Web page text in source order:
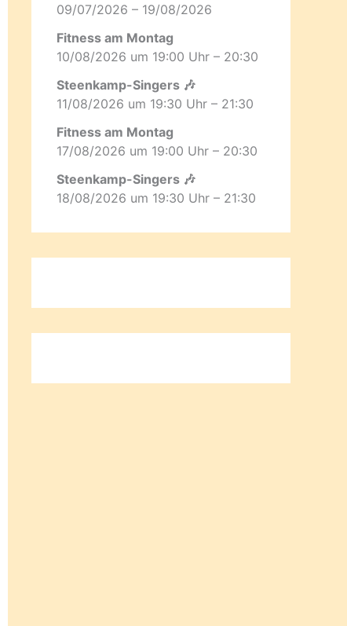
09/07/2026 – 19/08/2026
Fitness am Montag
10/08/2026 um 19:00 Uhr – 20:30
Steenkamp-Singers 🎶
11/08/2026 um 19:30 Uhr – 21:30
Fitness am Montag
17/08/2026 um 19:00 Uhr – 20:30
Steenkamp-Singers 🎶
18/08/2026 um 19:30 Uhr – 21:30